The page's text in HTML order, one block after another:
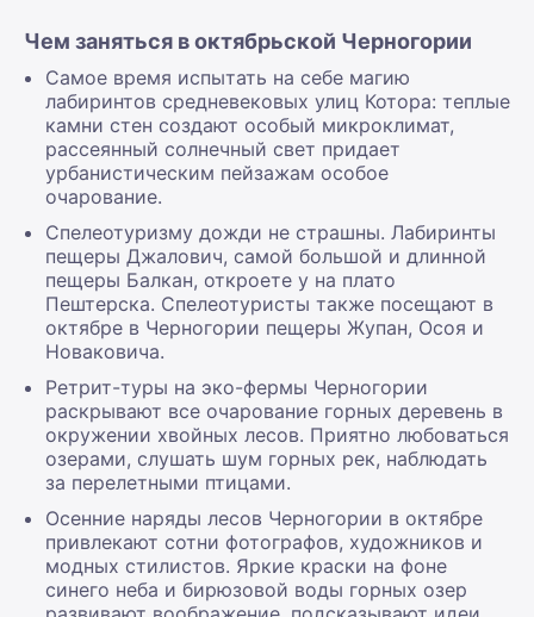
Чем заняться в октябрьской Черногории
Самое время испытать на себе магию
лабиринтов средневековых улиц Котора: теплые
камни стен создают особый микроклимат,
рассеянный солнечный свет придает
урбанистическим пейзажам особое
очарование.
Спелеотуризму дожди не страшны. Лабиринты
пещеры Джалович, самой большой и длинной
пещеры Балкан, откроете у на плато
Пештерска. Спелеотуристы также посещают в
октябре в Черногории пещеры Жупан, Осоя и
Новаковича.
Ретрит-туры на эко-фермы Черногории
раскрывают все очарование горных деревень в
окружении хвойных лесов. Приятно любоваться
озерами, слушать шум горных рек, наблюдать
за перелетными птицами.
Осенние наряды лесов Черногории в октябре
привлекают сотни фотографов, художников и
модных стилистов. Яркие краски на фоне
синего неба и бирюзовой воды горных озер